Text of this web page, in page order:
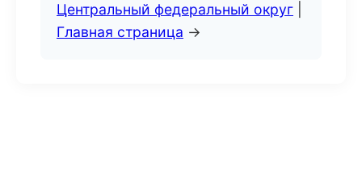
Центральный федеральный округ
Главная страница →